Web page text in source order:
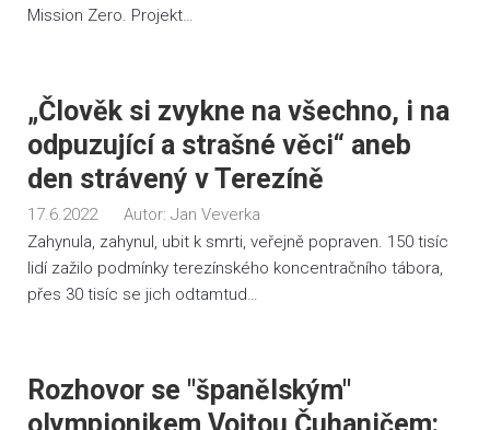
Mission Zero. Projekt…
„Člověk si zvykne na všechno, i na
odpuzující a strašné věci“ aneb
den strávený v Terezíně
17.6.2022 Autor: Jan Veverka
Zahynula, zahynul, ubit k smrti, veřejně popraven. 150 tisíc
lidí zažilo podmínky terezínského koncentračního tábora,
přes 30 tisíc se jich odtamtud…
Rozhovor se "španělským"